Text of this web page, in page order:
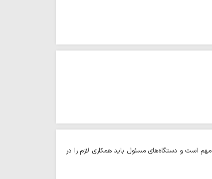
است و دستگاه‌های مسئول باید همکاری لازم را در